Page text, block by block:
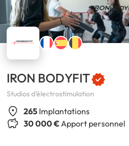
IRON BODYFIT
Studios d'électrostimulation
265 Implantations
30 000 € Apport personnel